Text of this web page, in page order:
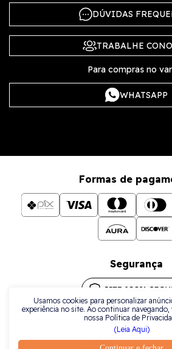
Usamos cookies para personalizar
experiência no site. Ao continuar navegando,
nossa Política de
(Leia Aqui)
DÚVIDAS
TRABALHE
Para compras no
WHATSAPP
Formas de
Segurança
Todos os direitos reservados a La Plata